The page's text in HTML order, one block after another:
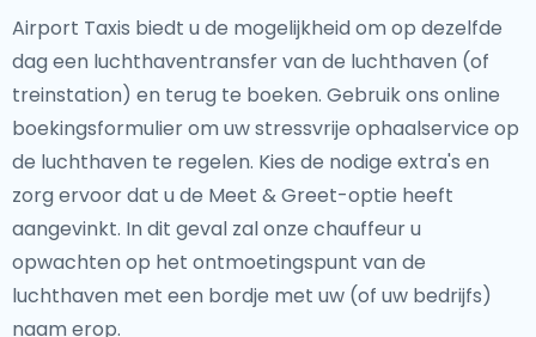
Airport Taxis biedt u de mogelijkheid om op dezelfde
dag een luchthaventransfer van de luchthaven (of
treinstation) en terug te boeken. Gebruik ons ​​online
boekingsformulier om uw stressvrije ophaalservice op
de luchthaven te regelen. Kies de nodige extra's en
zorg ervoor dat u de Meet & Greet-optie heeft
aangevinkt. In dit geval zal onze chauffeur u
opwachten op het ontmoetingspunt van de
luchthaven met een bordje met uw (of uw bedrijfs)
naam erop.